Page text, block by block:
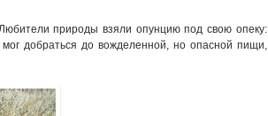
природы взяли опунцию под свою опеку:
добраться до вожделенной, но опасной пищи,